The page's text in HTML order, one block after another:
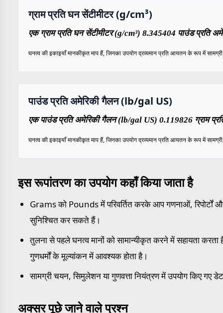
ग्राम प्रति घन सेंटीमीटर (g/cm³)
एक ग्राम प्रति घन सेंटीमीटर (g/cm³) 8.345404 पाउंड प्रति
घनत्व की इकाइयाँ मानकीकृत माप हैं, जिनका उपयोग द्रव्यमान प्रति आयतन के रूप में
पाउंड प्रति अमेरिकी गैलन (lb/gal US)
एक पाउंड प्रति अमेरिकी गैलन (lb/gal US) 0.119826 ग्राम
घनत्व की इकाइयाँ मानकीकृत माप हैं, जिनका उपयोग द्रव्यमान प्रति आयतन के रूप में
इस रूपांतरण का उपयोग कहाँ किया जाता है
Grams को Pounds में परिवर्तित करके आप गणनाओं, रिपोर्टों
सुनिश्चित कर सकते हैं।
तुलना से पहले घनत्व मानों को सामान्यीकृत करने में सहायता करता
गुणधर्मों के मूल्यांकन में आवश्यक होता है।
सामग्री चयन, सिमुलेशन या गुणवत्ता नियंत्रण में उपयोग किए गए
अक्सर पूछे जाने वाले प्रश्न